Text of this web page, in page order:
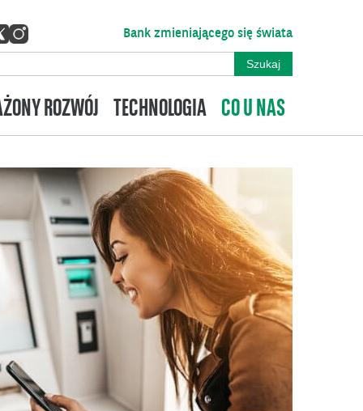
Bank zmieniającego się świata
ROZWÓJ TECHNOLOGIA CO U NAS